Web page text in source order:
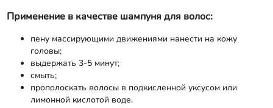
Применение в качестве шампуня для волос:
пену массирующими движениями нанести на кожу
головы;
выдержать 3-5 минут;
смыть;
прополоскать волосы в подкисленной уксусом или
лимонной кислотой воде.